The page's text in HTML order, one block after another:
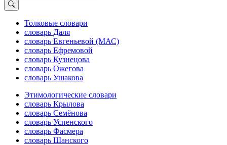
Толковые словари
словарь Даля
словарь Евгеньевой (МАС)
словарь Ефремовой
словарь Кузнецова
словарь Ожегова
словарь Ушакова
Этимологические словари
словарь Крылова
словарь Семёнова
словарь Успенского
словарь Фасмера
словарь Шанского